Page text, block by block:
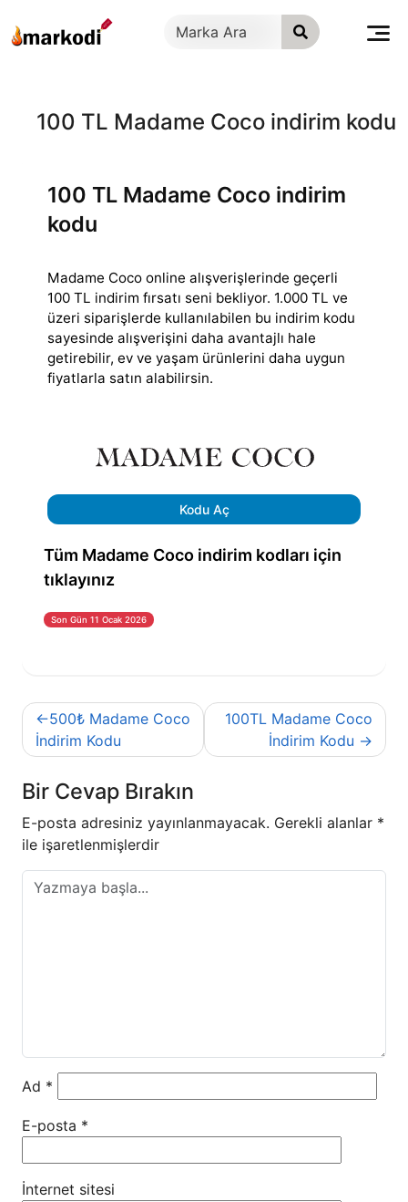
geç
100 TL Madame Coco indirim kodu
100 TL Madame Coco indirim
kodu
Madame Coco online alışverişlerinde geçerli
100 TL indirim fırsatı seni bekliyor. 1.000 TL ve
üzeri siparişlerde kullanılabilen bu indirim kodu
sayesinde alışverişini daha avantajlı hale
getirebilir, ev ve yaşam ürünlerini daha uygun
fiyatlarla satın alabilirsin.
Kodu Aç
Tüm Madame Coco indirim kodları için
tıklayınız
Son Gün 11 Ocak 2026
Yazı
gezinmesi
500₺ Madame Coco
İndirim Kodu
100TL Madame Coco
İndirim Kodu
Bir Cevap Bırakın
E-posta adresiniz yayınlanmayacak. Gerekli alanlar *
ile işaretlenmişlerdir
Ad *
E-posta *
İnternet sitesi